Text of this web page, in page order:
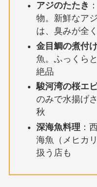
アジのたたき
物。新鮮なア
は、臭みが全
金目鯛の煮付
魚。ふっくら
絶品
駿河湾の桜エ
のみで水揚げ
秋
深海魚料理 ：
海魚（メヒカ
扱う店も